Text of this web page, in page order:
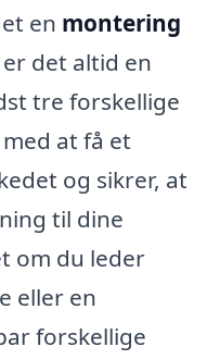
en montering
er det altid en
tre forskellige
at få et
og sikrer, at
til dine
om du leder
eller en
forskellige